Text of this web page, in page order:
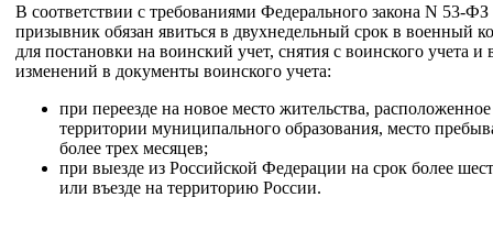
В соответствии с требованиями Федерального закона N 53-ФЗ
призывник обязан явиться в двухнедельный срок в военный
для постановки на воинский учет, снятия с воинского учета и
изменений в документы воинского учета:
при переезде на новое место жительства,
территории муниципального образования, место
более трех месяцев;
при выезде из Российской Федерации на срок более
или въезде на территорию России.